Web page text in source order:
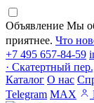
Объявление Мы
приятнее. Что
+7 495 657-84-59
· Скатертный
Каталог О нас
Telegram MAX